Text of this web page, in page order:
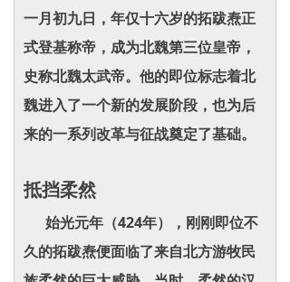
一月初九日，年仅十六岁的拓跋焘正
式登基称帝，成为北魏第三位皇帝，
史称北魏太武帝。他的即位标志着北
魏进入了一个新的发展阶段，也为后
来的一系列改革与征战奠定了基础。
抵挡柔然
始光元年（424年），刚刚即位不
久的拓跋焘便面临了来自北方游牧民